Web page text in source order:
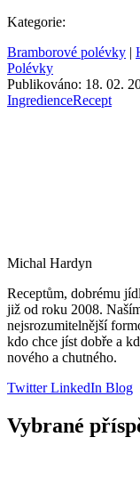
Kategorie:
Bramborové polévky |
Polévky
Publikováno: 18. 02.
IngredienceRecept
Michal Hardyn
Receptům, dobrému
již od roku 2008.
nejsrozumitelnější
kdo chce jíst dobře a
nového a chutného.
TwitterLinkedIn Blog
Vybrané